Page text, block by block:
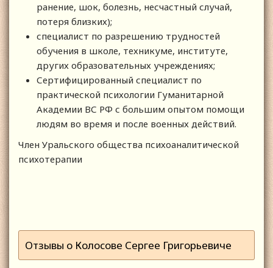
ранение, шок, болезнь, несчастный случай,
потеря близких);
специалист по разрешению трудностей
обучения в школе, техникуме, институте,
других образовательных учреждениях;
Сертифицированный специалист по
практической психологии Гуманитарной
Академии ВС РФ с большим опытом помощи
людям во время и после военных действий.
Член Уральского общества психоаналитической
психотерапии
Отзывы о Колосове Сергее Григорьевиче